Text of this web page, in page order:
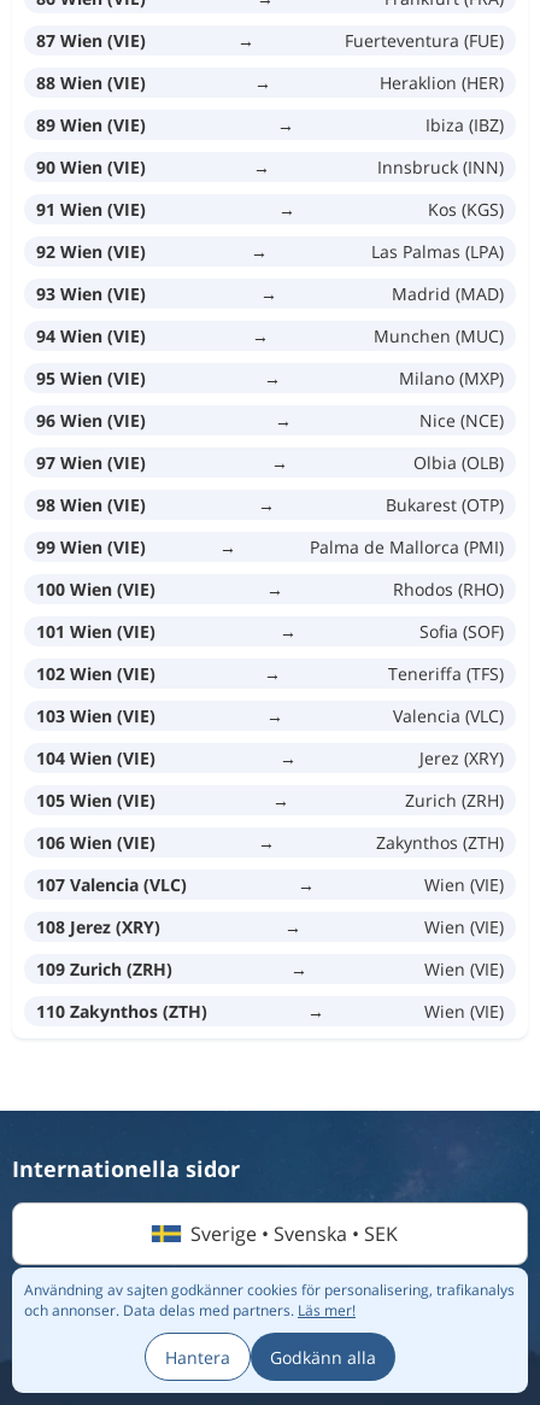
87 Wien (VIE)
→
Fuerteventura (FUE)
88 Wien (VIE)
→
Heraklion (HER)
89 Wien (VIE)
→
Ibiza (IBZ)
90 Wien (VIE)
→
Innsbruck (INN)
91 Wien (VIE)
→
Kos (KGS)
92 Wien (VIE)
→
Las Palmas (LPA)
93 Wien (VIE)
→
Madrid (MAD)
94 Wien (VIE)
→
Munchen (MUC)
95 Wien (VIE)
→
Milano (MXP)
96 Wien (VIE)
→
Nice (NCE)
97 Wien (VIE)
→
Olbia (OLB)
98 Wien (VIE)
→
Bukarest (OTP)
99 Wien (VIE)
→
Palma de Mallorca (PMI)
100 Wien (VIE)
→
Rhodos (RHO)
101 Wien (VIE)
→
Sofia (SOF)
102 Wien (VIE)
→
Teneriffa (TFS)
103 Wien (VIE)
→
Valencia (VLC)
104 Wien (VIE)
→
Jerez (XRY)
105 Wien (VIE)
→
Zurich (ZRH)
106 Wien (VIE)
→
Zakynthos (ZTH)
107 Valencia (VLC)
→
Wien (VIE)
108 Jerez (XRY)
→
Wien (VIE)
109 Zurich (ZRH)
→
Wien (VIE)
110 Zakynthos (ZTH)
→ Wien (VIE)
Användning av sajten godkänner cookies för personalisering, trafikanalys
och annonser. Data delas med partners. Läs mer!
Hantera Godkänn alla
Internationella sidor
Sverige • Svenska • SEK
Destinationer|Flygbolag
|Integritetspolicy